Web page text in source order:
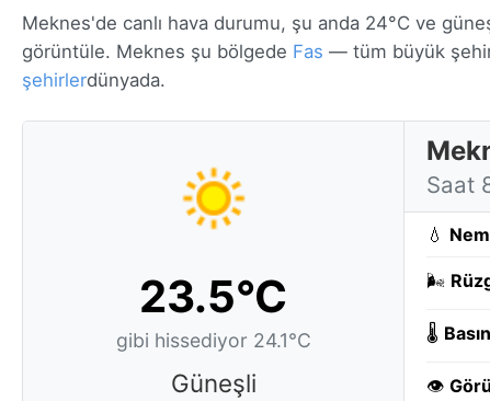
Meknes'de canlı hava durumu, şu anda 24°C ve
görüntüle. Meknes şu bölgede Fas — tüm büyük
şehirlerdünyada.
23.5°C
gibi hissediyor 24.1°C
Güneşli
Saat
💧
🌬️
🌡️
👁️